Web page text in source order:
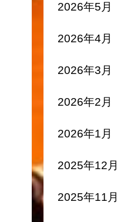
2026年5月
2026年4月
2026年3月
2026年2月
2026年1月
2025年12月
2025年11月